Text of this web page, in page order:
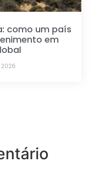
como um país
em